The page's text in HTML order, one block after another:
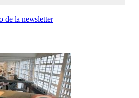
de la newsletter